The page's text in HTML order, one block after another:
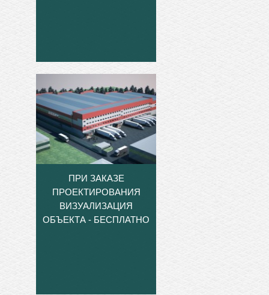
ПРИ ЗАКАЗЕ
ПРОЕКТИРОВАНИЯ
ВИЗУАЛИЗАЦИЯ
ОБЪЕКТА - БЕСПЛАТНО